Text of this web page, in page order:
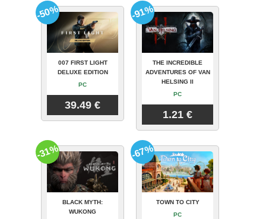
007 FIRST LIGHT
DELUXE EDITION
PC
39.49 €
-50%
THE INCREDIBLE
ADVENTURES OF VAN
HELSING II
PC
1.21 €
-91%
BLACK MYTH:
WUKONG
-31%
TOWN TO CITY
PC
-67%